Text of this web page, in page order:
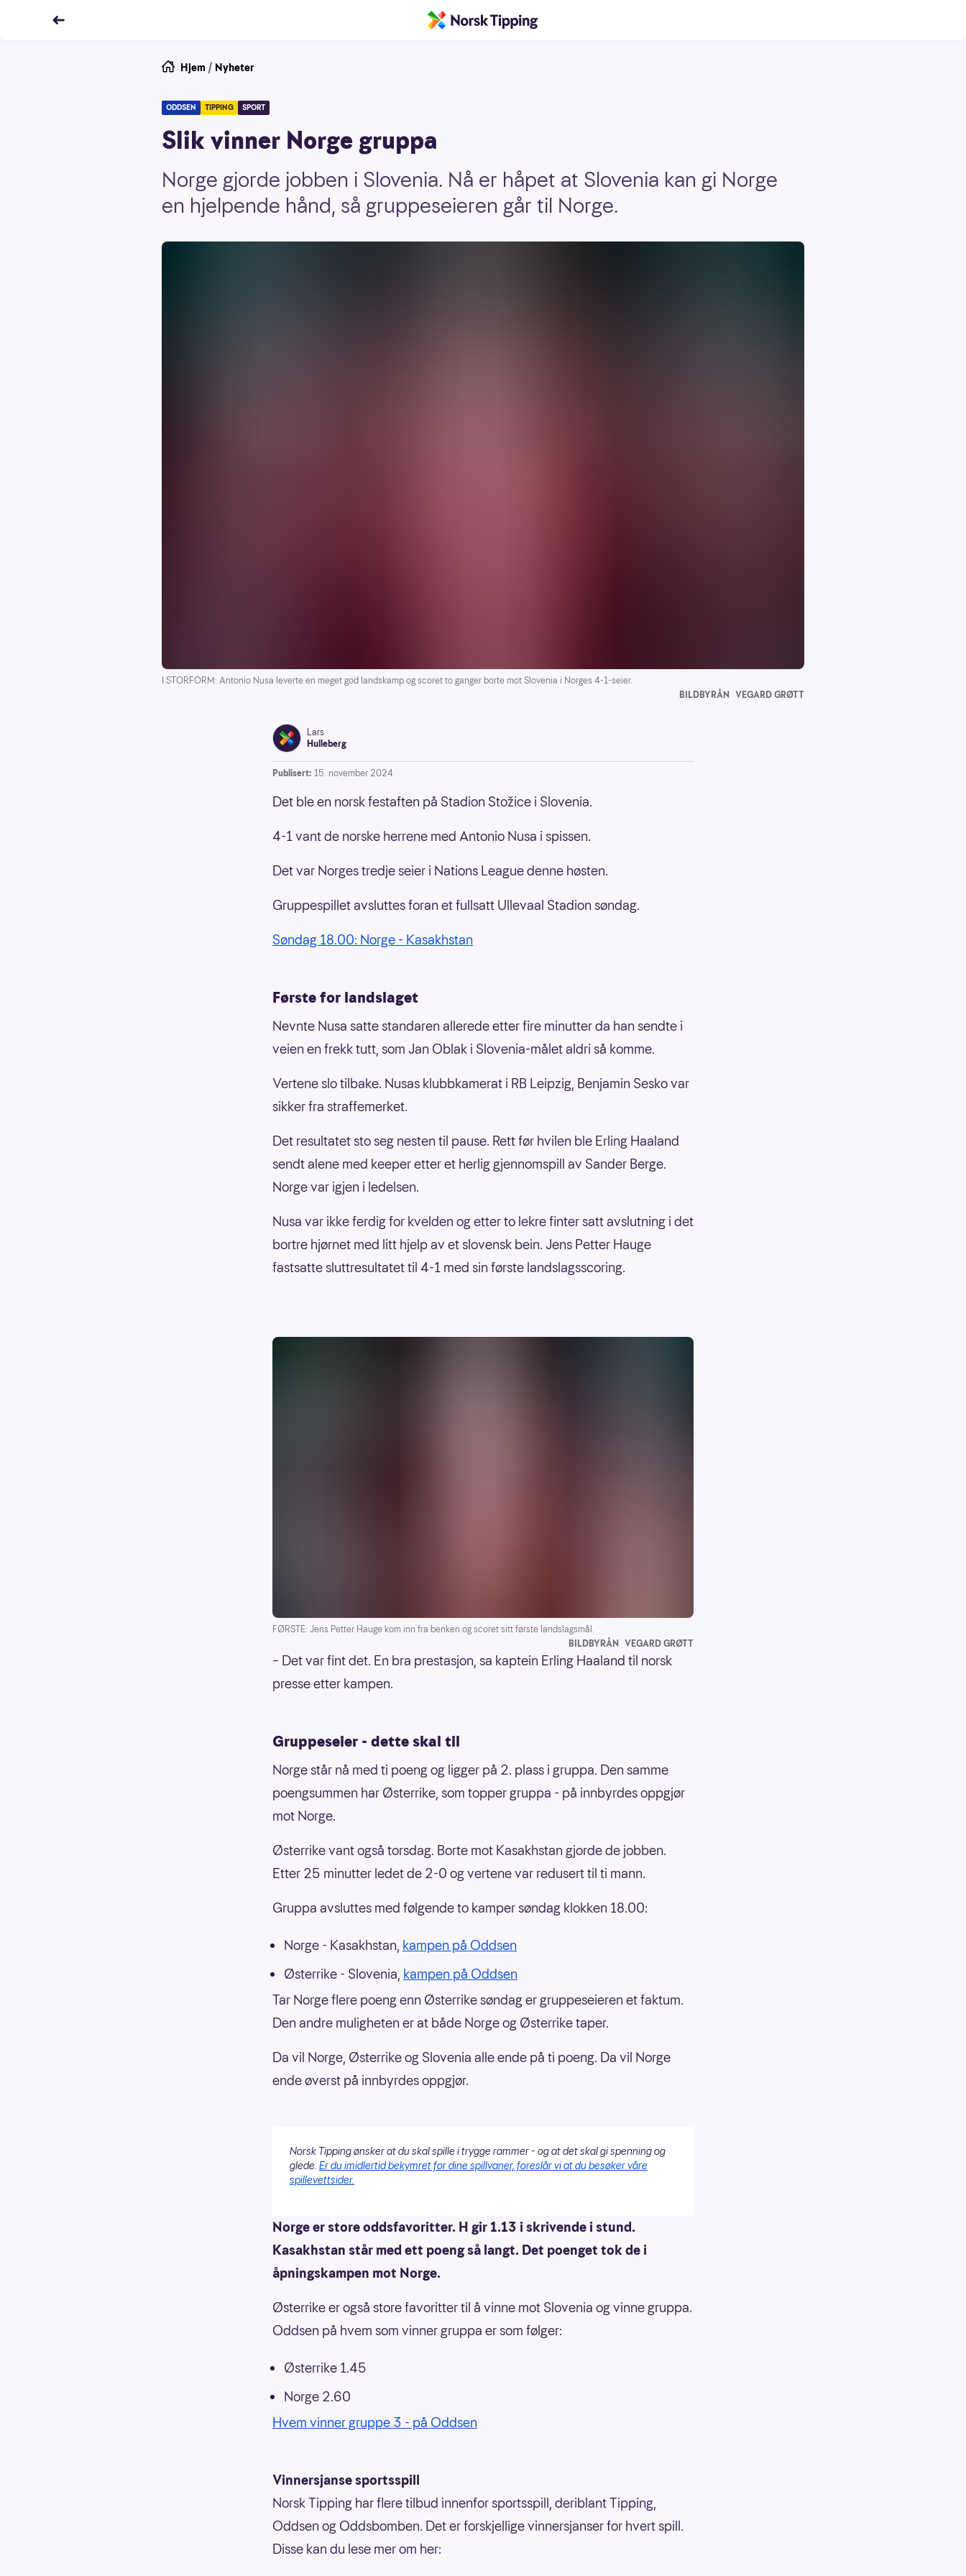
Hjem / Nyheter
ODDSEN TIPPING SPORT
Slik vinner Norge gruppa
Norge gjorde jobben i Slovenia. Nå er håpet at Slovenia kan gi Norge
en hjelpende hånd, så gruppeseieren går til Norge.
I STORFORM: Antonio Nusa leverte en meget god landskamp og scoret to ganger borte mot Slovenia i Norges 4-1-seier.
BILDBYRÅN VEGARD GRØTT
Lars
Hulleberg
Publisert: 15. november 2024
Det ble en norsk festaften på Stadion Stožice i Slovenia.
4-1 vant de norske herrene med Antonio Nusa i spissen.
Det var Norges tredje seier i Nations League denne høsten.
Gruppespillet avsluttes foran et fullsatt Ullevaal Stadion søndag.
Søndag 18.00: Norge - Kasakhstan
Første for landslaget
Nevnte Nusa satte standaren allerede etter fire minutter da han sendte i
veien en frekk tutt, som Jan Oblak i Slovenia-målet aldri så komme.
Vertene slo tilbake. Nusas klubbkamerat i RB Leipzig, Benjamin Sesko var
sikker fra straffemerket.
Det resultatet sto seg nesten til pause. Rett før hvilen ble Erling Haaland
sendt alene med keeper etter et herlig gjennomspill av Sander Berge.
Norge var igjen i ledelsen.
Nusa var ikke ferdig for kvelden og etter to lekre finter satt avslutning i det
bortre hjørnet med litt hjelp av et slovensk bein. Jens Petter Hauge
fastsatte sluttresultatet til 4-1 med sin første landslagsscoring.
FØRSTE: Jens Petter Hauge kom inn fra benken og scoret sitt første landslagsmål.
BILDBYRÅN VEGARD GRØTT
– Det var fint det. En bra prestasjon, sa kaptein Erling Haaland til norsk
presse etter kampen.
Gruppeseier - dette skal til
Norge står nå med ti poeng og ligger på 2. plass i gruppa. Den samme
poengsummen har Østerrike, som topper gruppa - på innbyrdes oppgjør
mot Norge.
Østerrike vant også torsdag. Borte mot Kasakhstan gjorde de jobben.
Etter 25 minutter ledet de 2-0 og vertene var redusert til ti mann.
Gruppa avsluttes med følgende to kamper søndag klokken 18.00:
Norge - Kasakhstan, kampen på Oddsen
Østerrike - Slovenia, kampen på Oddsen
Tar Norge flere poeng enn Østerrike søndag er gruppeseieren et faktum.
Den andre muligheten er at både Norge og Østerrike taper.
Da vil Norge, Østerrike og Slovenia alle ende på ti poeng. Da vil Norge
ende øverst på innbyrdes oppgjør.
Norsk Tipping ønsker at du skal spille i trygge rammer - og at det skal gi spenning og
glede. Er du imidlertid bekymret for dine spillvaner, foreslår vi at du besøker våre
spillevettsider.
Norge er store oddsfavoritter. H gir 1.13 i skrivende i stund.
Kasakhstan står med ett poeng så langt. Det poenget tok de i
åpningskampen mot Norge.
Østerrike er også store favoritter til å vinne mot Slovenia og vinne gruppa.
Oddsen på hvem som vinner gruppa er som følger:
Østerrike 1.45
Norge 2.60
Hvem vinner gruppe 3 - på Oddsen
Vinnersjanse sportsspill
Norsk Tipping har flere tilbud innenfor sportsspill, deriblant Tipping,
Oddsen og Oddsbomben. Det er forskjellige vinnersjanser for hvert spill.
Disse kan du lese mer om her: